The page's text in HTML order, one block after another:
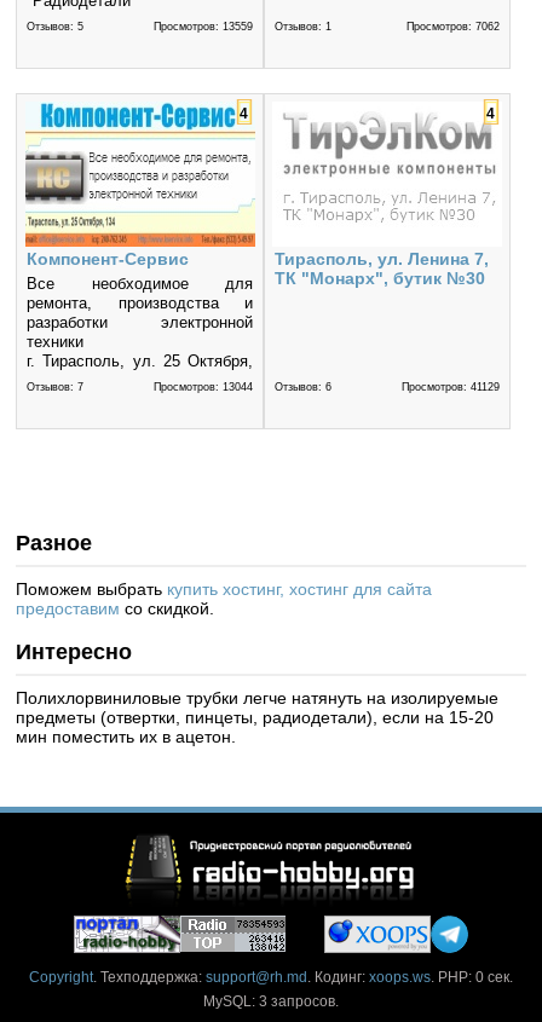
Выходной понедельник.
Отзывов: 5 Просмотров: 13559 Отзывов: 1 Просмотров: 7062
Компонент-Сервис
Все необходимое для
ремонта, производства и
разработки электронной
техники
г. Тирасполь, ул. 25 Октября,
134
Отзывов: 7 Просмотров: 13044
4
Тирасполь, ул. Ленина 7,
ТК "Монарх", бутик №30
Отзывов: 6 Просмотров: 41129
4
Разное
Поможем выбрать купить хостинг, хостинг для сайта
предоставим со скидкой.
Интересно
Полихлорвиниловые трубки легче натянуть на изолируемые
предметы (отвертки, пинцеты, радиодетали), если на 15-20
мин поместить их в ацетон.
Copyright. Техподдержка: support@rh.md . Кодинг: xoops.ws. PHP: 0 сек.
MySQL: 3 запросов.